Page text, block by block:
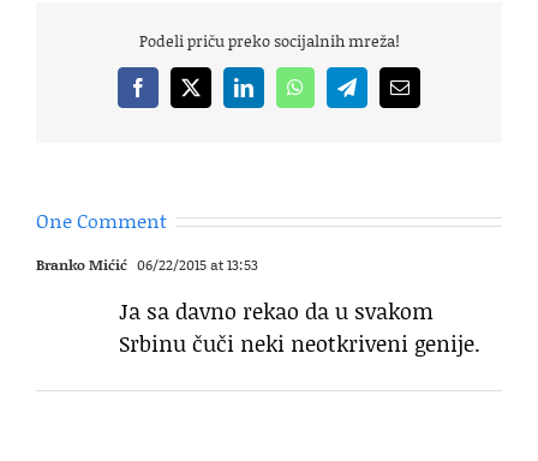
Podeli priču preko socijalnih mreža!
Facebook
X LinkedInWhatsAppTelegramEmail
One Comment
Branko Mićić 06/22/2015 at 13:53
Ja sa davno rekao da u svakom
Srbinu čuči neki neotkriveni genije.